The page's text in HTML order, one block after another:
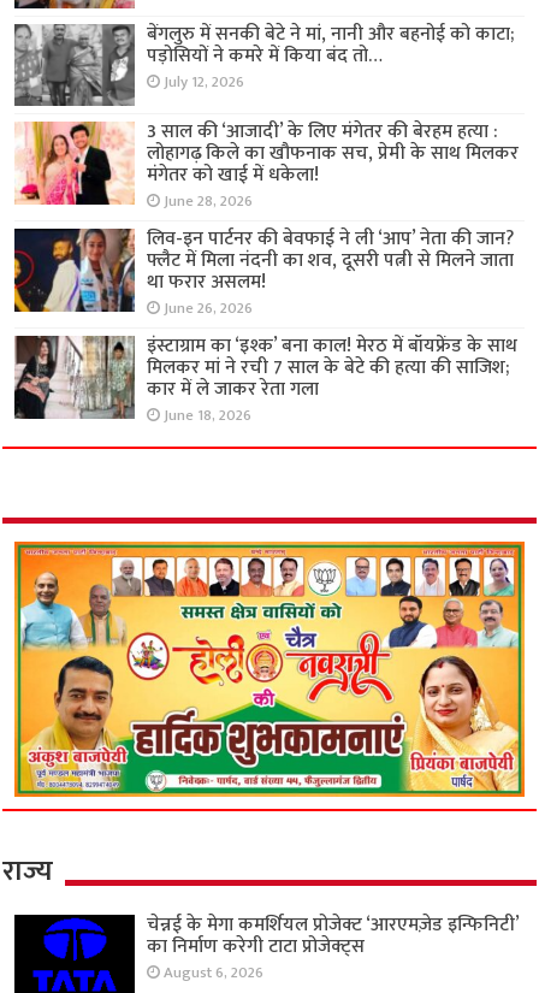
बेंगलुरु में सनकी बेटे ने मां, नानी और बहनोई को काटा;
पड़ोसियों ने कमरे में किया बंद तो…
July 12, 2026
3 साल की ‘आजादी’ के लिए मंगेतर की बेरहम हत्या :
लोहागढ़ किले का खौफनाक सच, प्रेमी के साथ मिलकर
मंगेतर को खाई में धकेला!
June 28, 2026
लिव-इन पार्टनर की बेवफाई ने ली ‘आप’ नेता की जान?
फ्लैट में मिला नंदनी का शव, दूसरी पत्नी से मिलने जाता
था फरार असलम!
June 26, 2026
इंस्टाग्राम का ‘इश्क’ बना काल! मेरठ में बॉयफ्रेंड के साथ
मिलकर मां ने रची 7 साल के बेटे की हत्या की साजिश;
कार में ले जाकर रेता गला
June 18, 2026
राज्य
चेन्नई के मेगा कमर्शियल प्रोजेक्ट ‘आरएमज़ेड इन्फिनिटी’
का निर्माण करेगी टाटा प्रोजेक्ट्स
August 6, 2026